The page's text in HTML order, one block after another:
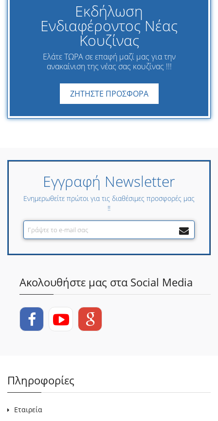
Εκδήλωση
Ενδιαφέροντος Νέας
Κουζίνας
Ελάτε ΤΩΡΑ σε επαφή μαζί μας για την
ανακαίνιση της νέας σας κουζίνας !!!
ΖΗΤΗΣΤΕ ΠΡΟΣΦΟΡΑ
Εγγραφή Newsletter
Ενημερωθείτε πρώτοι για τις διαθέσιμες προσφορές μας
!!
Ακολουθήστε μας στα Social Media
Πληροφορίες
Εταιρεία